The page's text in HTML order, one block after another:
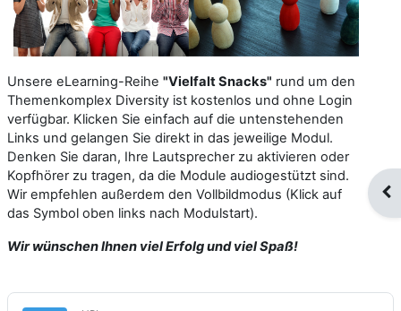
Unsere eLearning-Reihe "Vielfalt Snacks" rund um den
Themenkomplex Diversity ist kostenlos und ohne Login
verfügbar. Klicken Sie einfach auf die untenstehenden
Links und gelangen Sie direkt in das jeweilige Modul.
Denken Sie daran, Ihre Lautsprecher zu aktivieren oder
Kopfhörer zu tragen, da die Module audiogestützt sind.
Wir empfehlen außerdem den Vollbildmodus (Klick auf
das Symbol oben links nach Modulstart).
Wir wünschen Ihnen viel Erfolg und viel Spaß!